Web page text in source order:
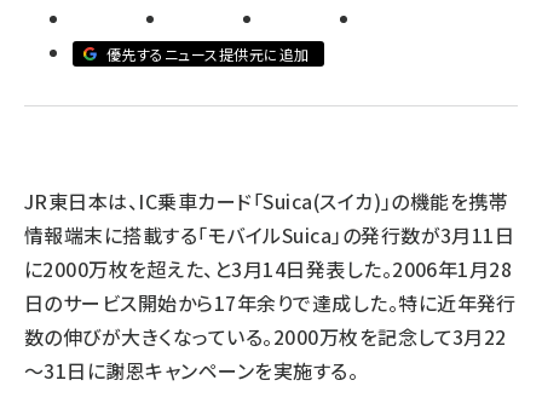
z世代 (1622)
優先するニュース提供元に追加
JR東日本は、IC乗車カード「Suica(スイカ)」の機能を携帯
情報端末に搭載する「モバイルSuica」の発行数が3月11日
に2000万枚を超えた、と3月14日発表した。2006年1月28
日のサービス開始から17年余りで達成した。特に近年発行
数の伸びが大きくなっている。2000万枚を記念して3月22
～31日に謝恩キャンペーンを実施する。